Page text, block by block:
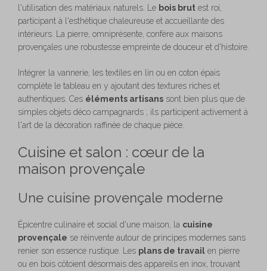
l'utilisation des matériaux naturels. Le bois brut est roi,
participant à l'esthétique chaleureuse et accueillante des
intérieurs. La pierre, omniprésente, confère aux maisons
provençales une robustesse empreinte de douceur et d'histoire.
Intégrer la vannerie, les textiles en lin ou en coton épais
complète le tableau en y ajoutant des textures riches et
authentiques. Ces éléments artisans sont bien plus que de
simples objets déco campagnards ; ils participent activement à
l'art de la décoration raffinée de chaque pièce.
Cuisine et salon : cœur de la
maison provençale
Une cuisine provençale moderne
Épicentre culinaire et social d'une maison, la cuisine
provençale se réinvente autour de principes modernes sans
renier son essence rustique. Les plans de travail en pierre
ou en bois côtoient désormais des appareils en inox, trouvant